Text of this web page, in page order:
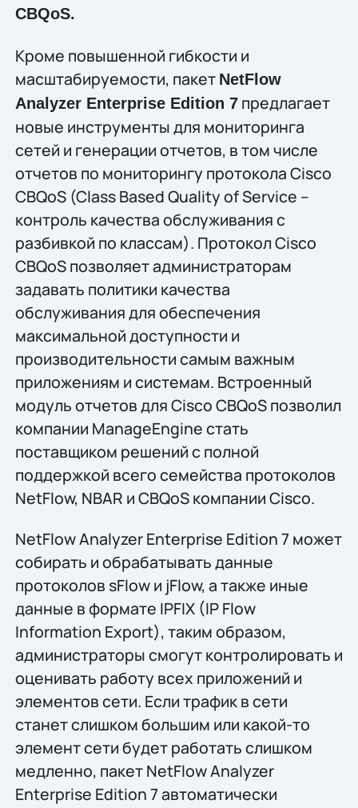
CBQoS.
Кроме повышенной гибкости и
масштабируемости, пакет NetFlow
Analyzer Enterprise Edition 7предлагает
новые инструменты для мониторинга
сетей и генерации отчетов, в том числе
отчетов по мониторингу протокола Cisco
CBQoS (Class Based Quality of Service –
контроль качества обслуживания с
разбивкой по классам). Протокол Cisco
CBQoS позволяет администраторам
задавать политики качества
обслуживания для обеспечения
максимальной доступности и
производительности самым важным
приложениям и системам. Встроенный
модуль отчетов для Cisco CBQoS позволил
компании ManageEngine стать
поставщиком решений с полной
поддержкой всего семейства протоколов
NetFlow, NBAR и CBQoS компании Cisco.
NetFlow Analyzer Enterprise Edition 7 может
собирать и обрабатывать данные
протоколов sFlow и jFlow, а также иные
данные в формате IPFIX (IP Flow
Information Export), таким образом,
администраторы смогут контролировать и
оценивать работу всех приложений и
элементов сети. Если трафик в сети
станет слишком большим или какой-то
элемент сети будет работать слишком
медленно, пакет NetFlow Analyzer
Enterprise Edition 7 автоматически